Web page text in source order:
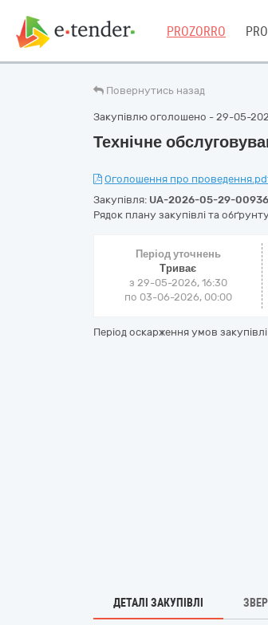
PROZORRO
Повернутись назад
Закупівлю оголошено - 29-05-
Технічне
Оголошення про
Закупівля: UA-2026-05-29-
Рядок плану закупівлі та
Період уточнень
Триває
з 29-05-2026, 16:30
по 03-06-2026, 00:00
Період оскарження умов
ДЕТАЛІ ЗАКУПІВЛІ